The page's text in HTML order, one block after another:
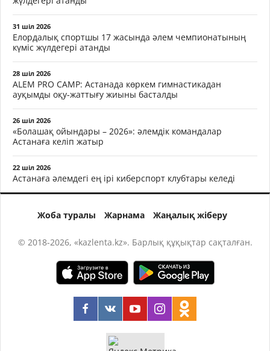
31 шіл 2026
Елордалық спортшы 17 жасында әлем чемпионатының
күміс жүлдегері атанды
28 шіл 2026
ALEM PRO CAMP: Астанада көркем гимнастикадан
ауқымды оқу-жаттығу жиыны басталды
26 шіл 2026
«Болашақ ойындары – 2026»: әлемдік командалар
Астанаға келіп жатыр
22 шіл 2026
Астанаға әлемдегі ең ірі киберспорт клубтары келеді
Жоба туралы Жарнама Жаңалық жіберу
© 2018-2026, «kazlenta.kz». Барлық құқықтар сақталған.